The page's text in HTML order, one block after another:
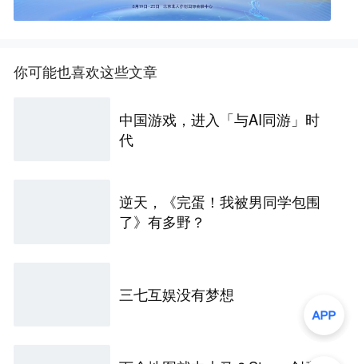
你可能也喜欢这些文章
中国游戏，进入「与AI同游」时
代
逆天，《完蛋！我被男同学包围
了》有多野？
三七互娱没有梦想